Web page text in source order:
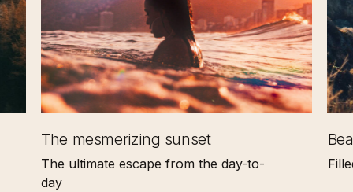
The mesmerizing sunset
The ultimate escape from the day-to-
day